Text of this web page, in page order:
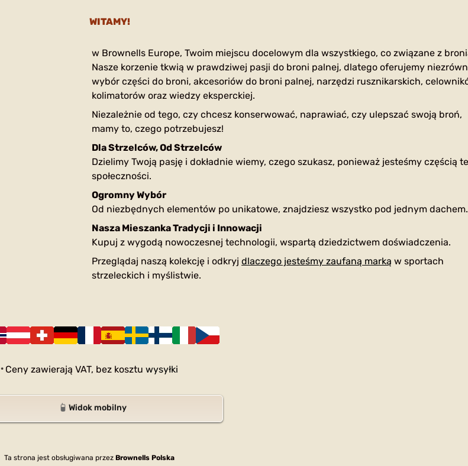
WITAMY!
w Brownells Europe, Twoim miejscu docelowym dla wszystkiego, co związane z
Nasze korzenie tkwią w prawdziwej pasji do broni palnej, dlatego oferujemy
wybór części do broni, akcesoriów do broni palnej, narzędzi rusznikarskich,
kolimatorów oraz wiedzy eksperckiej.
Niezależnie od tego, czy chcesz konserwować, naprawiać, czy ulepszać swoją broń,
mamy to, czego potrzebujesz!
Dla Strzelców, Od Strzelców
Dzielimy Twoją pasję i dokładnie wiemy, czego szukasz, ponieważ jesteśmy częścią
społeczności.
Ogromny Wybór
Od niezbędnych elementów po unikatowe, znajdziesz wszystko pod jednym dachem.
Nasza Mieszanka Tradycji i Innowacji
Kupuj z wygodą nowoczesnej technologii, wspartą dziedzictwem doświadczenia.
Przeglądaj naszą kolekcję i odkryj dlaczego jesteśmy zaufaną marką w sportach
strzeleckich i myślistwie.
* Ceny zawierają VAT, bez kosztu wysyłki
Widok mobilny
Ta strona jest obsługiwana przez Brownells Polska